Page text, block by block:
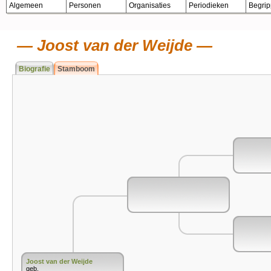
Algemeen Personen Organisaties Periodieken
Joost van der Weijde
Biografie Stamboom
Joost van der Weijde
geb.